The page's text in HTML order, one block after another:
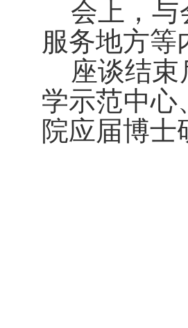
会上，与
服务地方等
座谈结
学示范中心
院应届博士